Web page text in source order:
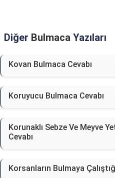
Diğer Bulmaca Yazıları
Kovan Bulmaca Cevabı
Koruyucu Bulmaca Cevabı
Korunaklı Sebze Ve Meyve
Cevabı
Korsanların Bulmaya